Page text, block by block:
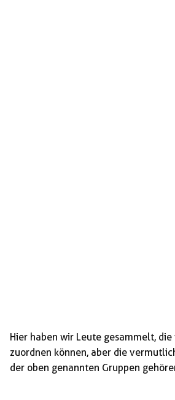
Hier haben wir Leute gesammelt,
zuordnen können, aber die
der oben genannten Gruppen